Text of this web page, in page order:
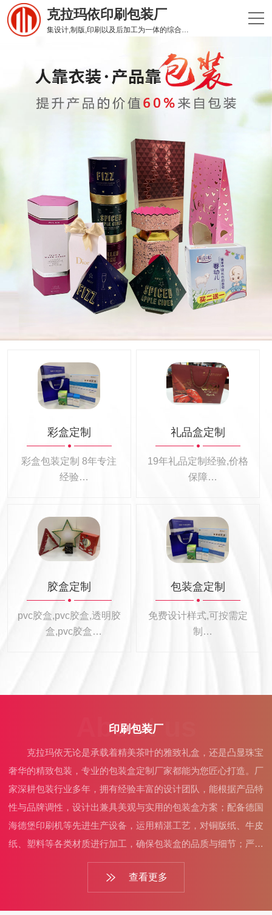
克拉玛依印刷包装厂
集设计,制版,印刷以及后加工为一体的综合性印刷企业
彩盒定制
彩盒包装定制 8年专注
经验
礼品盒定制
19年礼品定制经验,价格
保障
胶盒定制
pvc胶盒,pvc胶盒,透明胶
盒,pvc胶盒
包装盒定制
免费设计样式,可按需定
制
About us
印刷包装厂
克拉玛依无论是承载着精美茶叶的雅致礼盒，还是凸显珠宝
奢华的精致包装，专业的包装盒定制厂家都能为您匠心打造。厂
家深耕包装行业多年，拥有经验丰富的设计团队，能根据产品特
性与品牌调性，设计出兼具美观与实用的包装盒方案；配备德国
海德堡印刷机等先进生产设备，运用精湛工艺，对铜版纸、牛皮
纸、塑料等各类材质进行加工，确保包装盒的品质与细节；严格
执行质量检测流程，从原材料采购到成品出厂，层层把关，保证
交付的包装盒质量可靠。而且，厂家可根据客户需求灵活调整起
查看更多